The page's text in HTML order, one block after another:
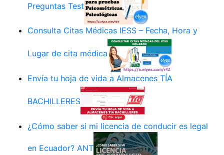
Preguntas Test
Consulta Citas Médicas IESS – Fecha, Hora y
Lugar de cita médica
Envía tu hoja de vida a Almacenes TÍA
BACHILLERES
¿Cómo saber si mi licencia de conducir es legal
en Ecuador? ANT